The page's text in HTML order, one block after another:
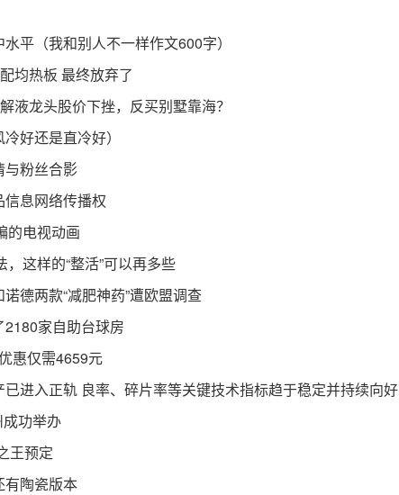
平（我和别人不一样作文600字）
均热板 最终放弃了
液龙头股价下挫，反买别墅靠海？
好还是直冷好）
与粉丝合影
息网络传播权
的电视动画
这样的“整活”可以再多些
德两款“减肥神药”遭欧盟调查
家自助台球房
惠仅需4659元
进入正轨 良率、碎片率等关键技术指标趋于稳定并持续向好
成功举办
王预定
有陶瓷版本